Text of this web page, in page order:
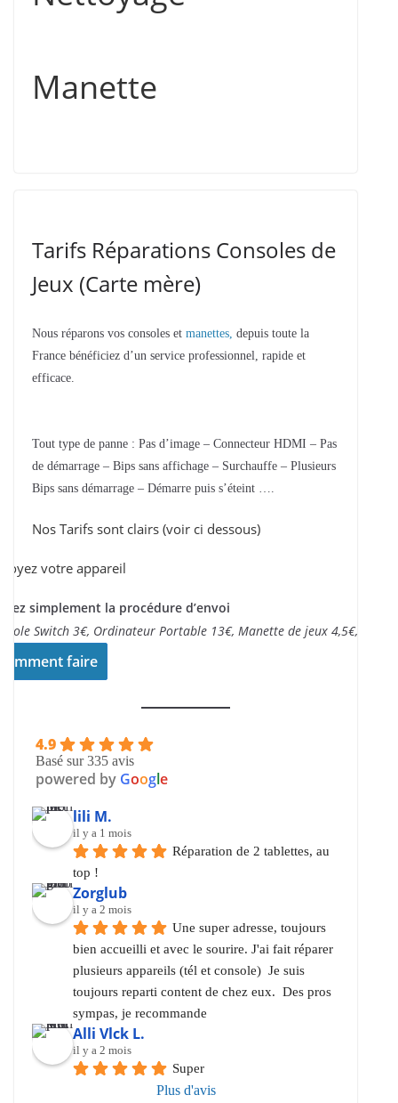
Manette
Tarifs Réparations Consoles de
Jeux (Carte mère)
Nous réparons vos consoles et manettes, depuis toute la
France bénéficiez d’un service professionnel, rapide et
efficace.
Tout type de panne : Pas d’image – Connecteur HDMI – Pas
de démarrage – Bips sans affichage – Surchauffe – Plusieurs
Bips sans démarrage – Démarre puis s’éteint ….
Nos Tarifs sont clairs (voir ci dessous)
votre appareil
simplement la procédure d’envoi
Switch 3€, Ordinateur Portable 13€, Manette de jeux 4,5€,..
faire
4.9
Basé sur 335 avis
powered by Google
lili M.
il y a 1 mois
Réparation de 2 tablettes, au
top !
Zorglub
il y a 2 mois
Une super adresse, toujours
bien accueilli et avec le sourire. J'ai fait réparer
plusieurs appareils (tél et console)  Je suis
toujours reparti content de chez eux.  Des pros
sympas, je recommande
Alli Vlck L.
il y a 2 mois
Super
Plus d'avis